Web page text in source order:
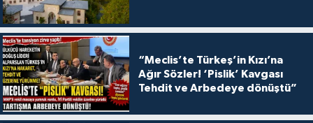
“Meclis’te Türkeş’in Kızı’na
Ağır Sözler! ‘Pislik’ Kavgası
Tehdit ve Arbedeye dönüştü”